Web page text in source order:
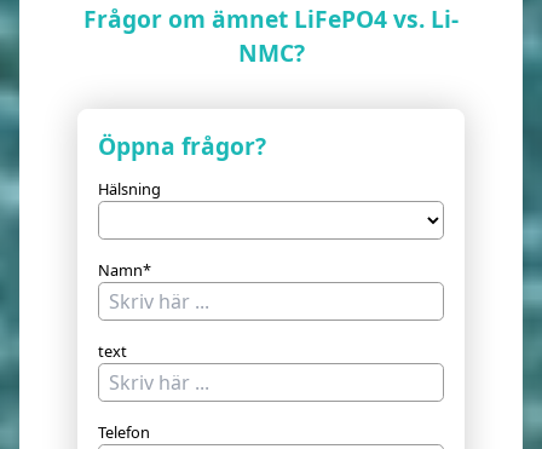
Frågor om ämnet LiFePO4 vs. Li-
NMC?
Öppna frågor?
Hälsning
Namn*
text
Telefon